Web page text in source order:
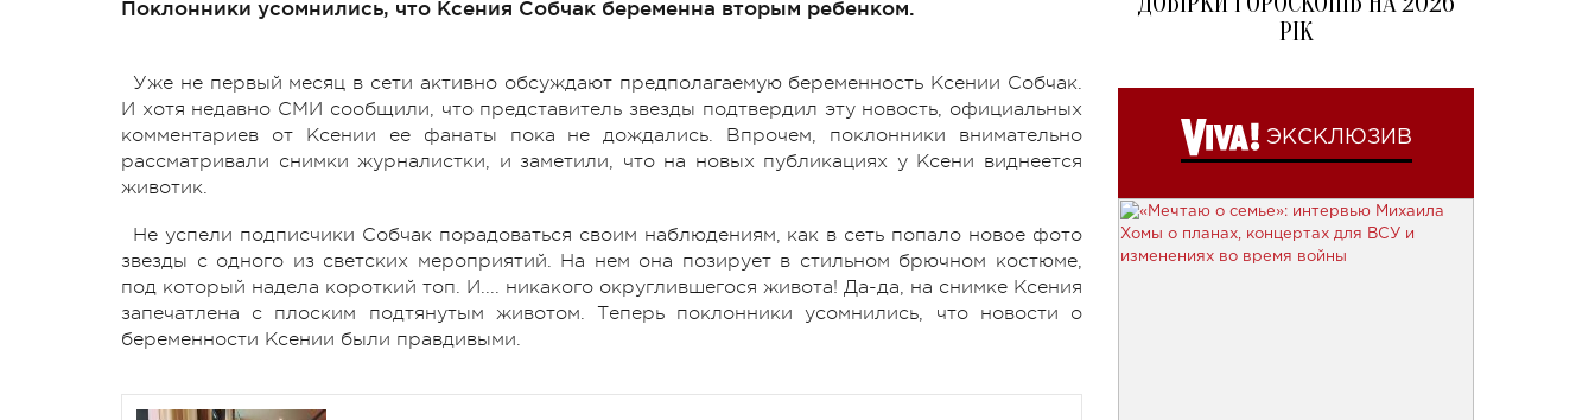
Поклонники усомнились, что Ксения Собчак беременна вторым ребенком.
Уже не первый месяц в сети активно обсуждают предполагаемую беременность Ксении Собчак.
И хотя недавно СМИ сообщили, что представитель звезды подтвердил эту новость, официальных
комментариев от Ксении ее фанаты пока не дождались. Впрочем, поклонники внимательно
рассматривали снимки журналистки, и заметили, что на новых публикациях у Ксени виднеется
животик.
Не успели подписчики Собчак порадоваться своим наблюдениям, как в сеть попало новое фото
звезды с одного из светских мероприятий. На нем она позирует в стильном брючном костюме,
под который надела короткий топ. И.... никакого округлившегося живота!Да-да, на снимке Ксения
запечатлена с плоским подтянутым животом. Теперь поклонники усомнились, что новости о
беременности Ксении были правдивыми.
РІК
ЭКСКЛЮЗИВ